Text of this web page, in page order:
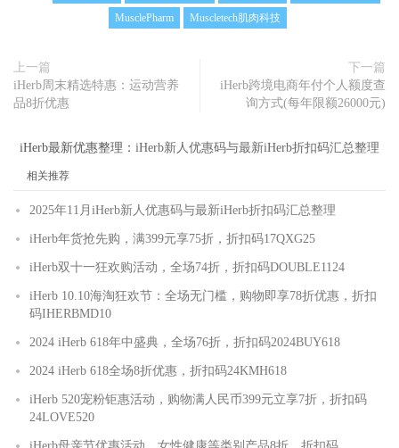
MusclePharm
Muscletech肌肉科技
上一篇
iHerb周末精选特惠：运动营养
品8折优惠
下一篇
iHerb跨境电商年付个人额度查
询方式(每年限额26000元)
iHerb最新优惠整理： iHerb新人优惠码与最新iHerb折扣码汇总整理
相关推荐
2025年11月iHerb新人优惠码与最新iHerb折扣码汇总整理
iHerb年货抢先购，满399元享75折，折扣码17QXG25
iHerb双十一狂欢购活动，全场74折，折扣码DOUBLE1124
iHerb 10.10海淘狂欢节：全场无门槛，购物即享78折优惠，折扣
码IHERBMD10
2024 iHerb 618年中盛典，全场76折，折扣码2024BUY618
2024 iHerb 618全场8折优惠，折扣码24KMH618
iHerb 520宠粉钜惠活动，购物满人民币399元立享7折，折扣码
24LOVE520